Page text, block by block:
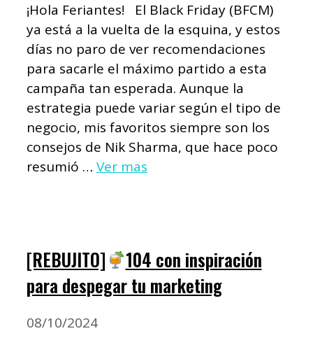
¡Hola Feriantes! El Black Friday (BFCM)
ya está a la vuelta de la esquina, y estos
días no paro de ver recomendaciones
para sacarle el máximo partido a esta
campaña tan esperada. Aunque la
estrategia puede variar según el tipo de
negocio, mis favoritos siempre son los
consejos de Nik Sharma, que hace poco
resumió … Ver mas
[REBUJITO]
104 con inspiración
para despegar tu marketing
08/10/2024